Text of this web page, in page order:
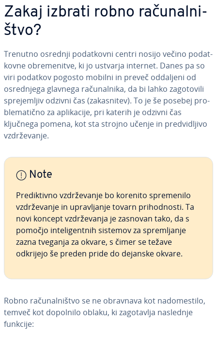
Zakaj izbrati robno ra­ču­nal­ni­
štvo?
Trenutno osrednji po­dat­kov­ni centri nosijo večino po­dat­
kov­ne obre­me­ni­tve, ki jo ustvarja internet. Danes pa so
viri podatkov pogosto mobilni in preveč oddaljeni od
osre­dnje­ga glavnega ra­ču­nal­ni­ka, da bi lahko za­go­to­vi­li
spre­je­mljiv odzivni čas (za­ka­sni­tev). To je še posebej pro­
ble­ma­tič­no za apli­ka­ci­je, pri katerih je odzivni čas
ključnega pomena, kot sta strojno učenje in pred­vi­dlji­vo
vzdr­že­va­nje.
Note
Pre­dik­tiv­no vzdr­že­va­nje bo korenito spre­me­ni­lo
vzdr­že­va­nje in upra­vlja­nje tovarn pri­ho­dno­sti. Ta
novi koncept vzdr­že­va­nja je zasnovan tako, da s
pomočjo in­te­li­gen­tnih sistemov za spre­mlja­nje
zazna tveganja za okvare, s čimer se težave
odkrijejo še preden pride do dejanske okvare.
Robno ra­ču­nal­ni­štvo se ne obravnava kot na­do­me­sti­lo,
temveč kot dopolnilo oblaku, ki za­go­ta­vlja naslednje
funkcije: